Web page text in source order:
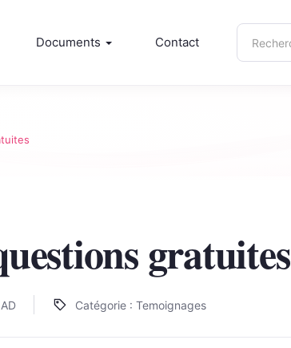
Documents Contact
sur
gratuites
Catégorie : Temoignages